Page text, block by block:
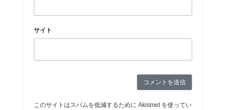
サイト
このサイトはスパムを低減するために Akismet を使ってい